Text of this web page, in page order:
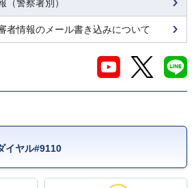
（警察署別）
者情報のメール書き込みについて
イヤル#9110